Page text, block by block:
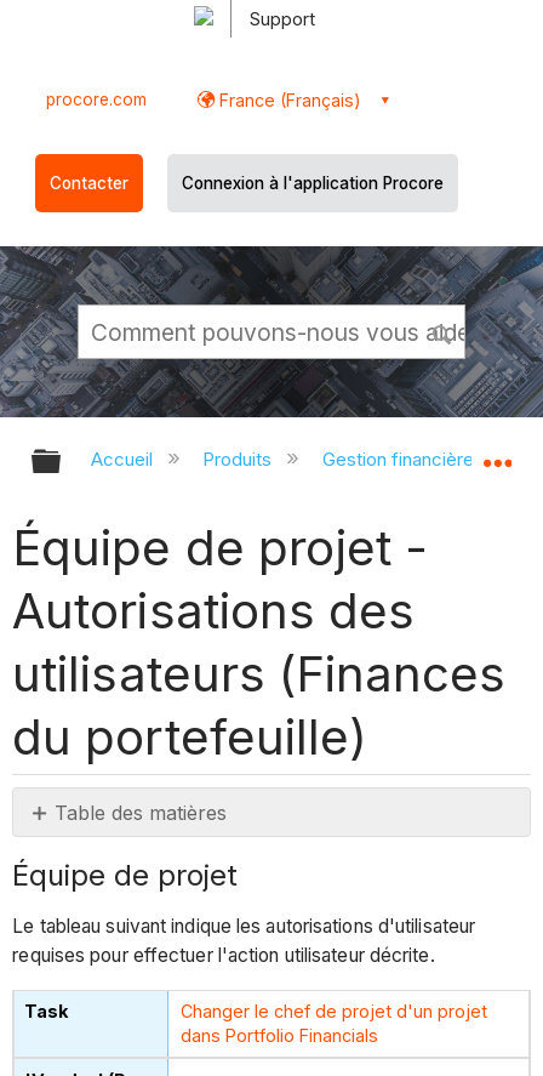
Support
procore.com France (Français)
Contacter Connexion à l'application Procore
Développer/réduire la hiérarchie
Accueil Produits Gestion financière du
Équipe de projet -
Autorisations des
utilisateurs (Finances
du portefeuille)
Table des matières
de
Équipe de projet
Le tableau suivant indique les autorisations d'utilisateur
requises pour effectuer l'action utilisateur décrite.
Changer le chef de projet d'un projet
dans Portfolio Financials